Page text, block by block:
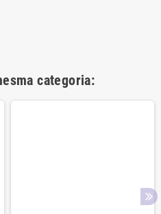
categoria: